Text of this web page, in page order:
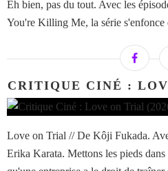
Eh bien, pas du tout. Avec les
You're Killing Me, la série s'enfonce
CRITIQUE CINÉ :
Love on Trial // De Kôji Fukada.
Erika Karata. Mettons les pieds